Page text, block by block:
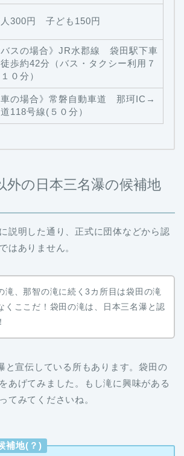
300円 子ども150円
バスの場合》JR水郡線 袋田駅下車
歩約42分（バス・タクシー利用７
０分）
車の場合》常磐自動車道 那珂IC→
118号線(５０分）
外の日本三名瀑の候補地
説明した通り、正式に団体などから認
はありません。
滝、那智の滝に続く3カ所目は袋田の滝
くここだ！袋田の滝は、日本三名瀑と認
と宣伝している所もあります。袋田の
あげてみました。もし滝に興味がある
てみてくださいね。
補地(？)